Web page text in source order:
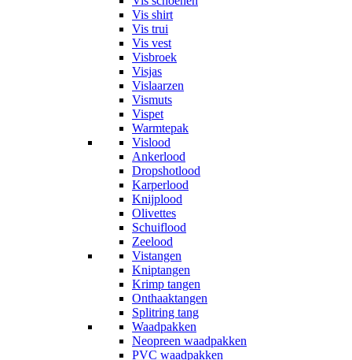
Vis shirt
Vis trui
Vis vest
Visbroek
Visjas
Vislaarzen
Vismuts
Vispet
Warmtepak
Vislood
Ankerlood
Dropshotlood
Karperlood
Knijplood
Olivettes
Schuiflood
Zeelood
Vistangen
Kniptangen
Krimp tangen
Onthaaktangen
Splitring tang
Waadpakken
Neopreen waadpakken
PVC waadpakken